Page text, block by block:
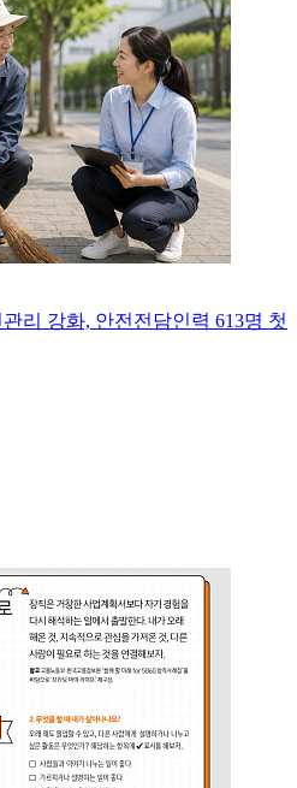
리 강화, 안전전담인력 613명 첫